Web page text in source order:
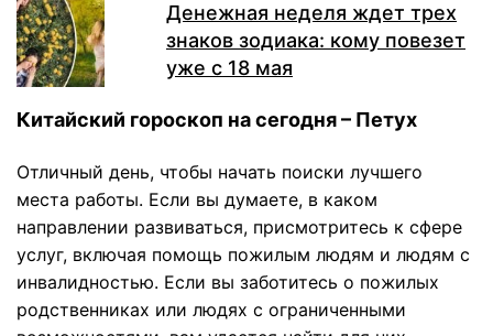
Денежная неделя ждет трех
знаков зодиака: кому повезет
уже с 18 мая
Китайский гороскоп на сегодня – Петух
Отличный день, чтобы начать поиски лучшего
места работы. Если вы думаете, в каком
направлении развиваться, присмотритесь к сфере
услуг, включая помощь пожилым людям и людям с
инвалидностью. Если вы заботитесь о пожилых
родственниках или людях с ограниченными